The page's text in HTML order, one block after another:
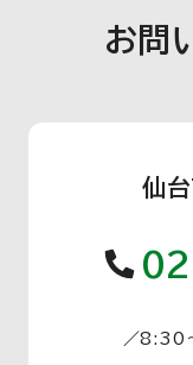
お問
仙
／8:30